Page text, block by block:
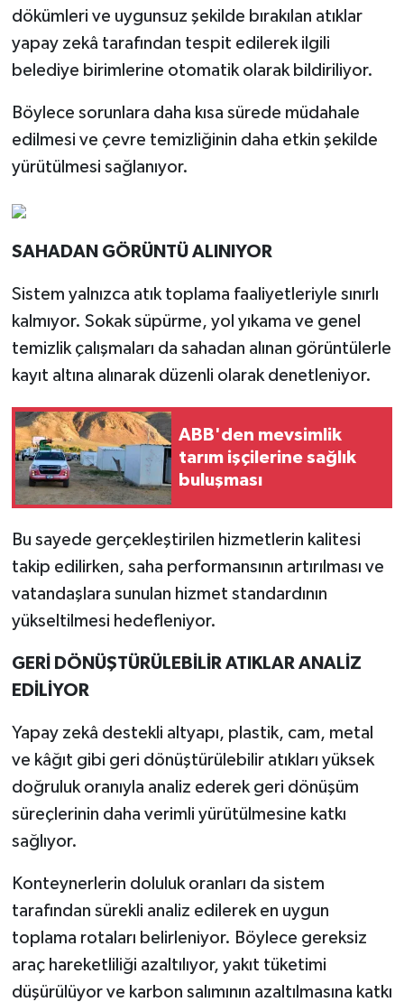
dökümleri ve uygunsuz şekilde bırakılan atıklar
yapay zekâ tarafından tespit edilerek ilgili
belediye birimlerine otomatik olarak bildiriliyor.
Böylece sorunlara daha kısa sürede müdahale
edilmesi ve çevre temizliğinin daha etkin şekilde
yürütülmesi sağlanıyor.
SAHADAN GÖRÜNTÜ ALINIYOR
Sistem yalnızca atık toplama faaliyetleriyle sınırlı
kalmıyor. Sokak süpürme, yol yıkama ve genel
temizlik çalışmaları da sahadan alınan görüntülerle
kayıt altına alınarak düzenli olarak denetleniyor.
ABB'den mevsimlik
tarım işçilerine sağlık
buluşması
Bu sayede gerçekleştirilen hizmetlerin kalitesi
takip edilirken, saha performansının artırılması ve
vatandaşlara sunulan hizmet standardının
yükseltilmesi hedefleniyor.
GERİ DÖNÜŞTÜRÜLEBİLİR ATIKLAR ANALİZ
EDİLİYOR
Yapay zekâ destekli altyapı, plastik, cam, metal
ve kâğıt gibi geri dönüştürülebilir atıkları yüksek
doğruluk oranıyla analiz ederek geri dönüşüm
süreçlerinin daha verimli yürütülmesine katkı
sağlıyor.
Konteynerlerin doluluk oranları da sistem
tarafından sürekli analiz edilerek en uygun
toplama rotaları belirleniyor. Böylece gereksiz
araç hareketliliği azaltılıyor, yakıt tüketimi
düşürülüyor ve karbon salımının azaltılmasına katkı